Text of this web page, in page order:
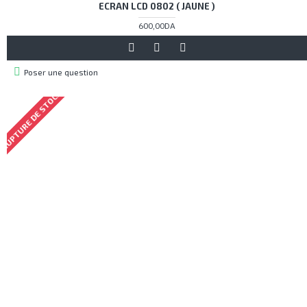
ECRAN LCD 0802 ( JAUNE )
600,00DA
Poser une question
DE STOCK